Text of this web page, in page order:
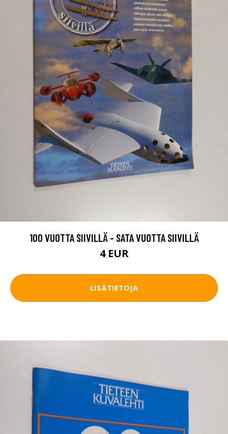
100 VUOTTA SIIVILLÄ - SATA VUOTTA SIIVILLÄ
4 EUR
LISÄTIETOJA